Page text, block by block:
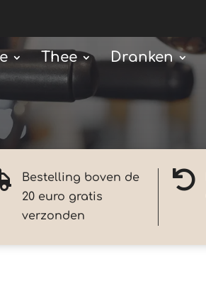
Thee Dranken
Bestelling boven de
20 euro gratis
verzonden
